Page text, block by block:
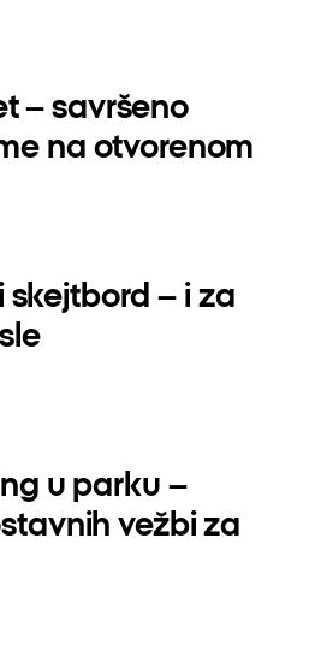
– savršeno
na otvorenom
skejtbord – i za
u parku –
vežbi za